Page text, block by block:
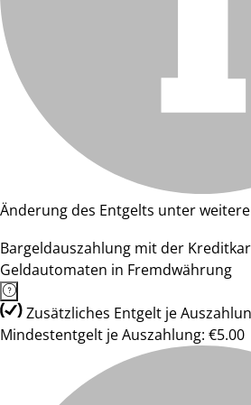
Änderung des Entgelts unter
Bargeldauszahlung mit der
Geldautomaten in Fremdwährung
Zusätzliches Entgelt je
Mindestentgelt je Auszahlung: €5.00